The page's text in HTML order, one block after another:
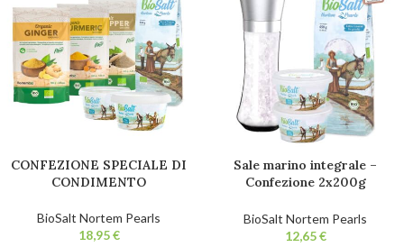
CONFEZIONE SPECIALE DI
CONDIMENTO
BioSalt Nortem Pearls
€
Sale marino integrale –
Confezione 2x200g
650g Extra Grosso +
Macinino. Sale da cucina
BioSalt Nortem Pearls
€